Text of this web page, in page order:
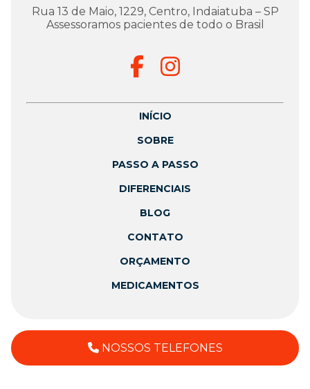
Rua 13 de Maio, 1229, Centro, Indaiatuba – SP
Assessoramos pacientes de todo o Brasil
INÍCIO
SOBRE
PASSO A PASSO
DIFERENCIAIS
BLOG
CONTATO
ORÇAMENTO
MEDICAMENTOS
NOSSOS TELEFONES